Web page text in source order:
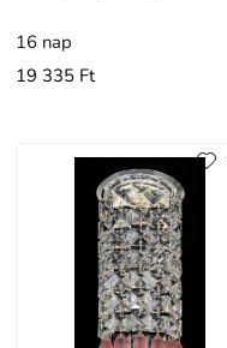
16 nap
19 335 Ft